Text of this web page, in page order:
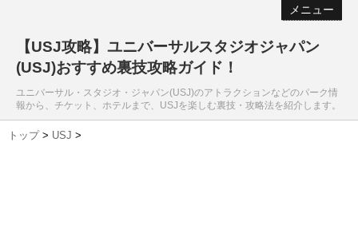
メニュー
【USJ攻略】ユニバーサルスタジオジャパン
(USJ)おすすめ裏技攻略ガイド！
ユニバーサル・スタジオ・ジャパン(USJ)のアトラクションなどのパーク情
報から、チケット、ホテルまで、USJを楽しむ裏技・攻略法を紹介します。
トップ > USJ >